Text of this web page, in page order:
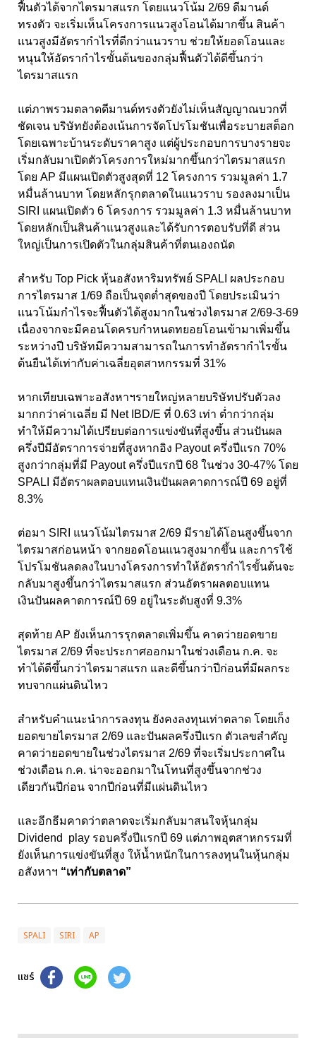
ฟื้นตัวได้จากไตรมาสแรก โดยแนวโน้ม 2/69 ดีมานด์
ทรงตัว จะเริ่มเห็นโครงการแนวสูงโอนได้มากขึ้น สินค้า
แนวสูงมีอัตรากำไรที่ดีกว่าแนวราบ ช่วยให้ยอดโอนและ
หนุนให้อัตรากำไรขั้นต้นของกลุ่มฟื้นตัวได้ดีขึ้นกว่า
ไตรมาสแรก
แต่ภาพรวมตลาดดีมานด์ทรงตัวยังไม่เห็นสัญญาณบวกที่
ชัดเจน บริษัทยังต้องเน้นการจัดโปรโมชันเพื่อระบายสต็อก
โดยเฉพาะบ้านระดับราคาสูง แต่ผู้ประกอบการบางรายจะ
เริ่มกลับมาเปิดตัวโครงการใหม่มากขึ้นกว่าไตรมาสแรก
โดย AP มีแผนเปิดตัวสูงสุดที่ 12 โครงการ รวมมูลค่า 1.7
หมื่นล้านบาท โดยหลักรุกตลาดในแนวราบ รองลงมาเป็น
SIRI แผนเปิดตัว 6 โครงการ รวมมูลค่า 1.3 หมื่นล้านบาท
โดยหลักเป็นสินค้าแนวสูงและได้รับการตอบรับที่ดี ส่วน
ใหญ่เป็นการเปิดตัวในกลุ่มสินค้าที่ตนเองถนัด
สำหรับ Top Pick หุ้นอสังหาริมทรัพย์ SPALI ผลประกอบ
การไตรมาส 1/69 ถือเป็นจุดต่ำสุดของปี โดยประเมินว่า
แนวโน้มกำไรจะฟื้นตัวได้สูงมากในช่วงไตรมาส 2/69-3-69
เนื่องจากจะมีคอนโดครบกำหนดทยอยโอนเข้ามาเพิ่มขึ้น
ระหว่างปี บริษัทมีความสามารถในการทำอัตรากำไรขั้น
ต้นยืนได้เท่ากับค่าเฉลี่ยอุตสาหกรรมที่ 31%
หากเทียบเฉพาะอสังหาฯรายใหญ่หลายบริษัทปรับตัวลง
มากกว่าค่าเฉลี่ย มี Net IBD/E ที่ 0.63 เท่า ต่ำกว่ากลุ่ม
ทำให้มีความได้เปรียบต่อการแข่งขันที่สูงขึ้น ส่วนปันผล
ครึ่งปีมีอัตราการจ่ายที่สูงหากอิง Payout ครึ่งปีแรก 70%
สูงกว่ากลุ่มที่มี Payout ครึ่งปีแรกปี 68 ในช่วง 30-47% โดย
SPALI มีอัตราผลตอบแทนเงินปันผลคาดการณ์ปี 69 อยู่ที่
8.3%
ต่อมา SIRI แนวโน้มไตรมาส 2/69 มีรายได้โอนสูงขึ้นจาก
ไตรมาสก่อนหน้า จากยอดโอนแนวสูงมากขึ้น และการใช้
โปรโมชันลดลงในบางโครงการทำให้อัตรากำไรขั้นต้นจะ
กลับมาสูงขึ้นกว่าไตรมาสแรก ส่วนอัตราผลตอบแทน
เงินปันผลคาดการณ์ปี 69 อยู่ในระดับสูงที่ 9.3%
สุดท้าย AP ยังเห็นการรุกตลาดเพิ่มขึ้น คาดว่ายอดขาย
ไตรมาส 2/69 ที่จะประกาศออกมาในช่วงเดือน ก.ค. จะ
ทำได้ดีขึ้นกว่าไตรมาสแรก และดีขึ้นกว่าปีก่อนที่มีผลกระ
ทบจากแผ่นดินไหว
สำหรับคำแนะนำการลงทุน ยังคงลงทุนเท่าตลาด โดยเก็ง
ยอดขายไตรมาส 2/69 และปันผลครึ่งปีแรก ตัวเลขสำคัญ
คาดว่ายอดขายในช่วงไตรมาส 2/69 ที่จะเริ่มประกาศใน
ช่วงเดือน ก.ค. น่าจะออกมาในโทนที่สูงขึ้นจากช่วง
เดียวกันปีก่อน จากปีก่อนที่มีแผ่นดินไหว
และอีกธีมคาดว่าตลาดจะเริ่มกลับมาสนใจหุ้นกลุ่ม
Dividend play รอบครึ่งปีแรกปี 69 แต่ภาพอุตสาหกรรมที่
ยังเห็นการแข่งขันที่สูง ให้น้ำหนักในการลงทุนในหุ้นกลุ่ม
อสังหาฯ “เท่ากับตลาด”
SPALI SIRI AP
แชร์